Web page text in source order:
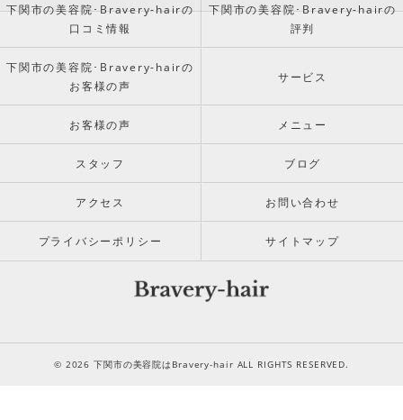
下関市の美容院･Bravery-hairの
口コミ情報
下関市の美容院･Bravery-hairの
評判
下関市の美容院･Bravery-hairの
お客様の声
サービス
お客様の声 メニュー
スタッフ ブログ
アクセス お問い合わせ
プライバシーポリシー サイトマップ
© 2026 下関市の美容院はBravery-hair ALL RIGHTS RESERVED.